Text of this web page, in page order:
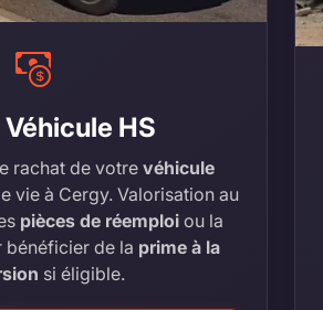
HS
rachat de votrevéhicule
vie à Cergy. Valorisation au
pièces de réemploi ou la
bénéficier de la prime à la
si éligible.